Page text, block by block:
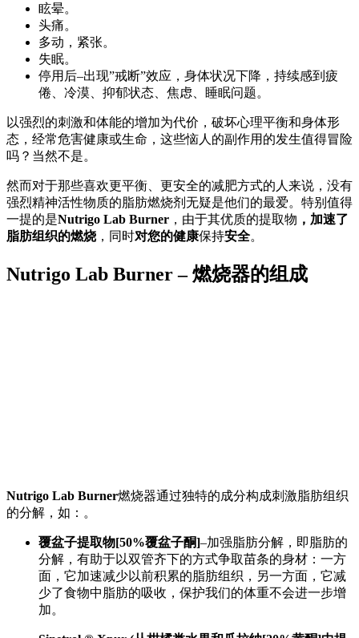
眩晕。
头痛。
多动，紧张。
失眠。
停用后–出现”戒断”效应，身体状况下降，持续感到疲
倦、冷漠、抑郁状态、焦虑、睡眠问题。
以强烈的刺激和体能的增加为代价，破坏心理平衡和身体形
态，经常危害健康或生命，这些恼人的副作用的发生值得冒险
吗？当然不是。
然而对于那些喜欢更平衡、更安全的减肥方式的人来说，没有
强烈精神活性物质的脂肪燃烧剂无疑是他们的最爱。特别值得
一提的是Nutrigo Lab Burner ，由于其优质的提取物 ，加速了
脂肪组织的燃烧 ，同时对您的健康保持安全。
Nutrigo Lab Burner – 燃烧器的组成
Nutrigo Lab Burner燃烧器通过独特的成分构成刺激脂肪组织
的分解，如：。
覆盆子提取物[50%覆盆子酮]–加强脂肪分解，即脂肪的
分解，有助于以双管齐下的方式争取苗条的身材：一方
面，它加速减少以前积累的脂肪组织，另一方面，它减
少了食物中脂肪的吸收，保护我们的体重不会进一步增
加。